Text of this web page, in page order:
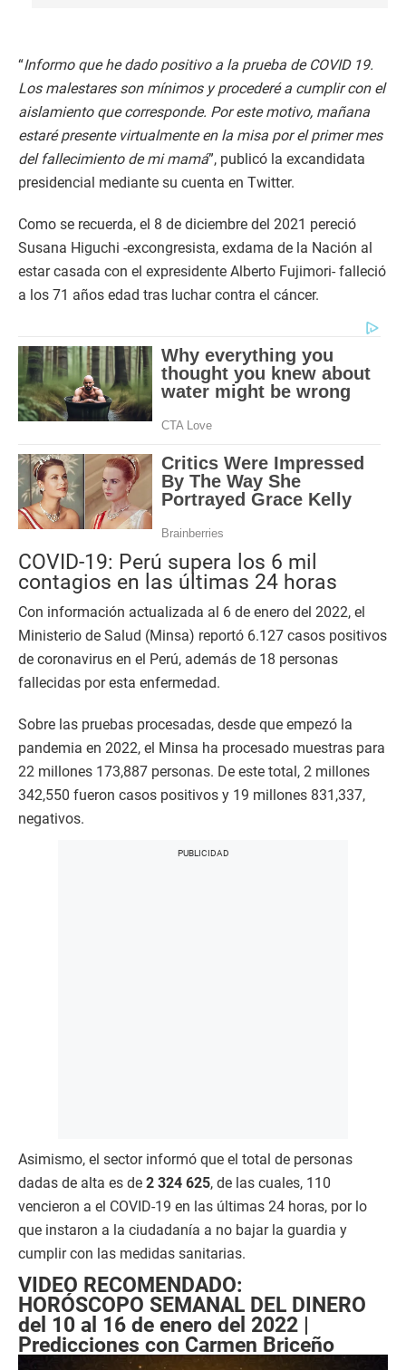
“Informo que he dado positivo a la prueba de COVID 19.
Los malestares son mínimos y procederé a cumplir con el
aislamiento que corresponde. Por este motivo, mañana
estaré presente virtualmente en la misa por el primer mes
del fallecimiento de mi mamá”, publicó la excandidata
presidencial mediante su cuenta en Twitter.
Como se recuerda, el 8 de diciembre del 2021 pereció
Susana Higuchi -excongresista, exdama de la Nación al
estar casada con el expresidente Alberto Fujimori- falleció
a los 71 años edad tras luchar contra el cáncer.
COVID-19: Perú supera los 6 mil
contagios en las últimas 24 horas
Con información actualizada al 6 de enero del 2022, el
Ministerio de Salud (Minsa) reportó 6.127 casos positivos
de coronavirus en el Perú, además de 18 personas
fallecidas por esta enfermedad.
Sobre las pruebas procesadas, desde que empezó la
pandemia en 2022, el Minsa ha procesado muestras para
22 millones 173,887 personas. De este total, 2 millones
342,550 fueron casos positivos y 19 millones 831,337,
negativos.
Asimismo, el sector informó que el total de personas
dadas de alta es de 2 324 625, de las cuales, 110
vencieron a el COVID-19 en las últimas 24 horas, por lo
que instaron a la ciudadanía a no bajar la guardia y
cumplir con las medidas sanitarias.
VIDEO RECOMENDADO:
HORÓSCOPO SEMANAL DEL DINERO
del 10 al 16 de enero del 2022 |
Predicciones con Carmen Briceño